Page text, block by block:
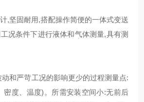
,坚固耐用,搭配操作简便的一体式变送
况条件下进行液体和气体测量,具有测
和严苛工况的影响更少的过程测量点:
密度、温度)。所需安装空间小:无前后